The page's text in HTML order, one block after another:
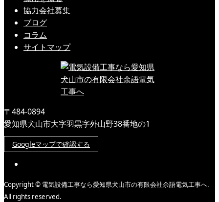
協力会社募集
ブログ
コラム
サイトマップ
〒484-0894
愛知県犬山市大字羽黒字外山野38番地の1
Googleマップで確認する
Copyright © 電気設備工事なら愛知県犬山市の有限会社余語電気工事へ.
All rights reserved.